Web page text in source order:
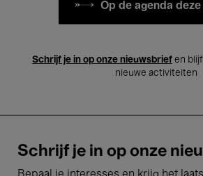
Op de agenda deze
Schrijf je in op onze nieuwsbrief en
nieuwe activiteiten
Schrijf je in op onze